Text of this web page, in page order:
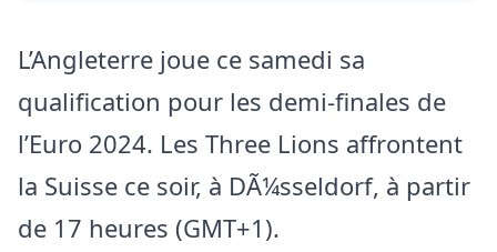
L’Angleterre joue ce samedi sa
qualification pour les demi-finales de
l’Euro 2024. Les Three Lions affrontent
la Suisse ce soir, à DÃ¼sseldorf, à partir
de 17 heures (GMT+1).